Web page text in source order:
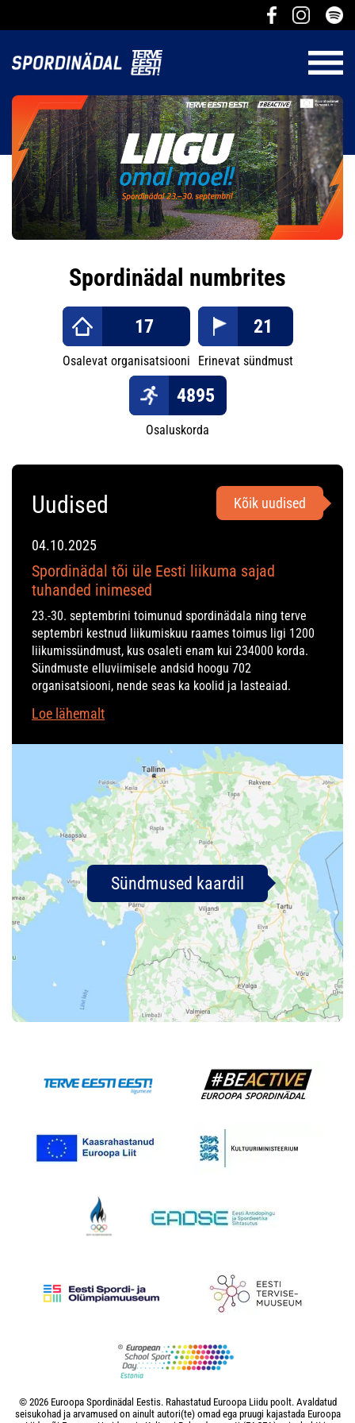
Spordinädal numbrites
17
Osalevat organisatsiooni
21
Erinevat sündmust
4895
Osaluskorda
Uudised Kõik uudised
04.10.2025
Spordinädal tõi üle Eesti liikuma sajad
tuhanded inimesed
23.-30. septembrini toimunud spordinädala ning terve
septembri kestnud liikumiskuu raames toimus ligi 1200
liikumissündmust, kus osaleti enam kui 234000 korda.
Sündmuste elluviimisele andsid hoogu 702
organisatsiooni, nende seas ka koolid ja lasteaiad.
Loe lähemalt
Sündmused kaardil
© 2026 Euroopa Spordinädal Eestis. Rahastatud Euroopa Liidu poolt. Avaldatud
seisukohad ja arvamused on ainult autori(te) omad ega pruugi kajastada Euroopa